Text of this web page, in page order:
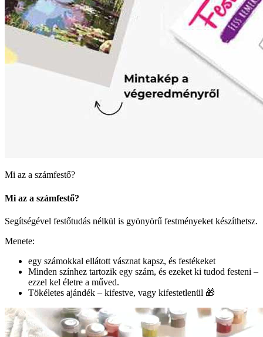
Mi az a számfestő?
Mi az a számfestő?
Segítségével festőtudás nélkül is gyönyörű festményeket készíthetsz.
Menete:
egy számokkal ellátott vásznat kapsz, és festékeket
Minden színhez tartozik egy szám, és ezeket ki tudod festeni –
ezzel kel életre a műved.
Tökéletes ajándék – kifestve, vagy kifestetlenül 🎁